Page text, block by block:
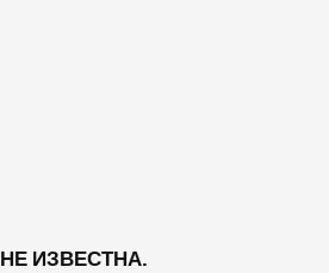
ИЗВЕСТНА.